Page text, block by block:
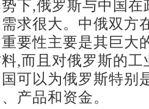
下,俄罗斯与中国在
求很大。中俄双方
要性主要是其巨大
,而且对俄罗斯的工
可以为俄罗斯特别
产品和资金。